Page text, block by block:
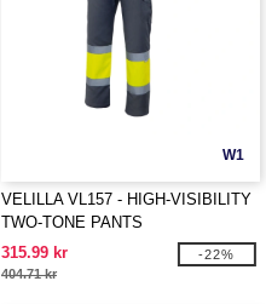
W1
VELILLA VL157 - HIGH-VISIBILITY
TWO-TONE PANTS
315.99 kr
404.71 kr
-22%